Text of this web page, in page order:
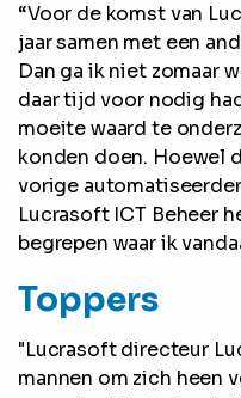
“Voor de komst van
jaar samen met een
Dan ga ik niet zomaar
daar tijd voor nodig
moeite waard te
konden doen. Hoewel
vorige
Lucrasoft ICT Beheer
begrepen waar ik
Toppers
"Lucrasoft directeur
mannen om zich heen